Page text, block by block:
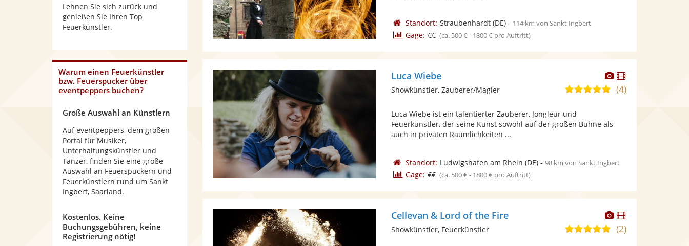
Standort: Straubenhardt(DE)- 114 km von Sankt Ingbert
Gage: €€ (ca. 500 € - 1800 € pro Auftritt)
Dieser
Künstler
stellt
Dieser
Künstler
Luca Wiebe
5,0
Sternen
(4)
Showkünstler, Zauberer/Magier
Luca Wiebe ist ein talentierter Zauberer, Jongleur und
Feuerkünstler, der seine Kunst sowohl auf der großen Bühne als
auch in privaten Räumlichkeiten ...
Standort: Ludwigshafen am Rhein (DE)- 98 km von Sankt Ingbert
Gage: €€ (ca. 500 € - 1800 € pro Auftritt)
Dieser
Künstler
stellt
Dieser
Künstler
Cellevan & Lord of the Fire
5,0(2)
Showkünstler, Feuerkünstler
Lehnen Sie sich zurück und
genießen Sie Ihren Top
Feuerkünstler.
Warum einen Feuerkünstler
bzw. Feuerspucker über
eventpeppers buchen?
Große Auswahl an Künstlern
Auf eventpeppers, dem großen
Portal für Musiker,
Unterhaltungskünstler und
Tänzer, finden Sie eine große
Auswahl an Feuerspuckern und
Feuerkünstlern rund um Sankt
Ingbert, Saarland.
Kostenlos. Keine
Buchungsgebühren, keine
Registrierung nötig!